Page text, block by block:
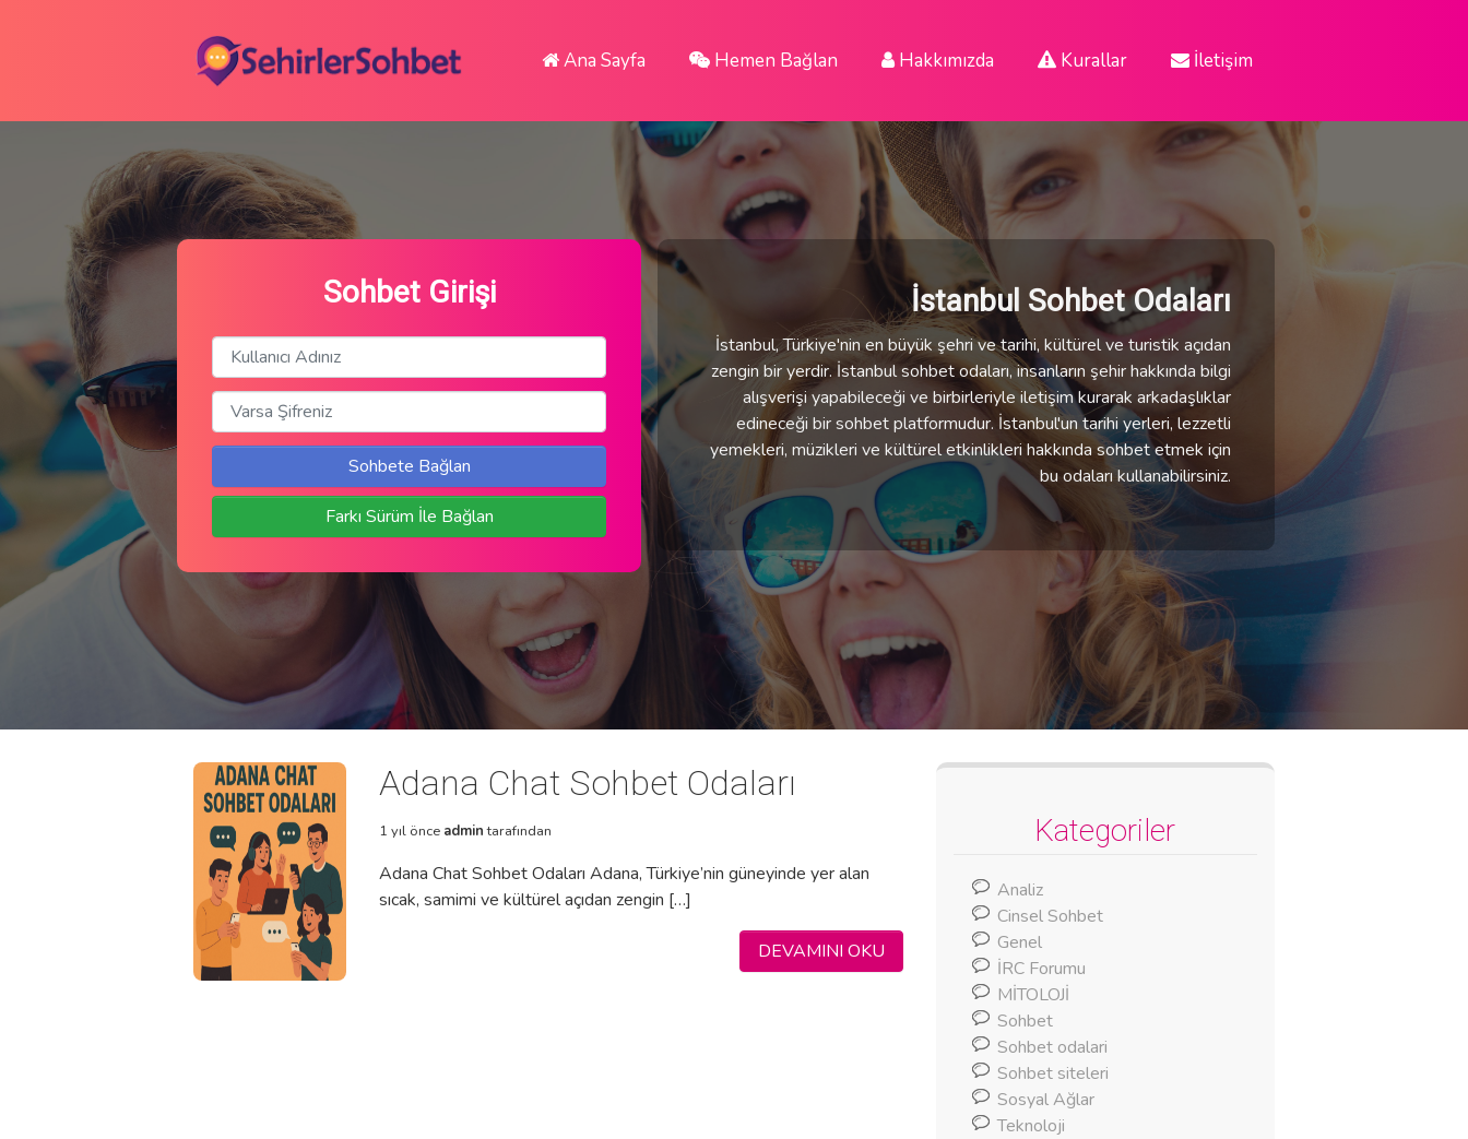
Ana Sayfa Hemen Bağlan Hakkımızda Kurallar İletişim
Sohbet Girişi
Sohbete Bağlan
Farkı Sürüm İle Bağlan
İstanbul Sohbet Odaları
İstanbul, Türkiye'nin en büyük şehri ve tarihi, kültürel ve turistik açıdan
zengin bir yerdir. İstanbul sohbet odaları, insanların şehir hakkında bilgi
alışverişi yapabileceği ve birbirleriyle iletişim kurarak arkadaşlıklar
edineceği bir sohbet platformudur. İstanbul'un tarihi yerleri, lezzetli
yemekleri, müzikleri ve kültürel etkinlikleri hakkında sohbet etmek için
bu odaları kullanabilirsiniz.
Adana Chat Sohbet Odaları
1 yıl önce admintarafından
Adana Chat Sohbet Odaları Adana, Türkiye’nin güneyinde yer alan
sıcak, samimi ve kültürel açıdan zengin […]
DEVAMINI OKU
Kategoriler
Analiz
Cinsel Sohbet
Genel
İRC Forumu
MİTOLOJİ
Sohbet
Sohbet odalari
Sohbet siteleri
Sosyal Ağlar
Teknoloji